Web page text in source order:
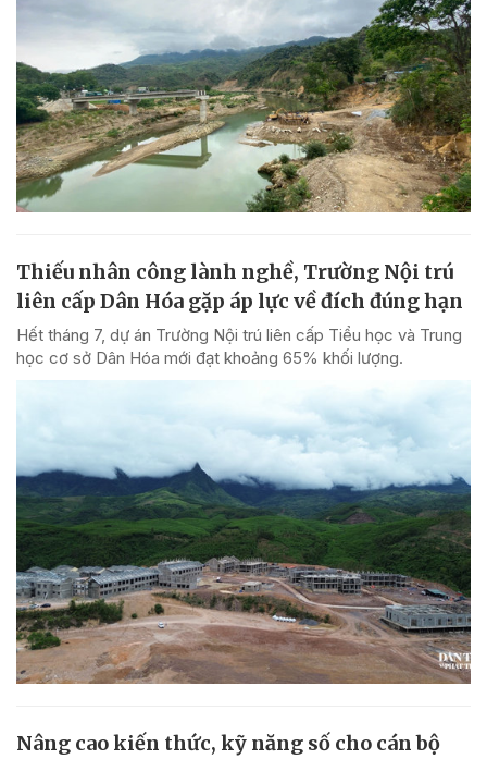
Thiếu nhân công lành nghề, Trường Nội trú
liên cấp Dân Hóa gặp áp lực về đích đúng hạn
Hết tháng 7, dự án Trường Nội trú liên cấp Tiểu học và Trung
học cơ sở Dân Hóa mới đạt khoảng 65% khối lượng.
Nâng cao kiến thức, kỹ năng số cho cán bộ